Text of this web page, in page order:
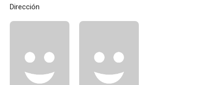
Dirección